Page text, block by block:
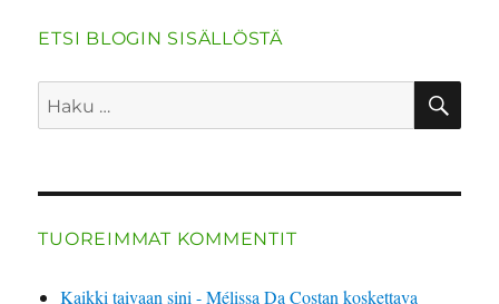
ETSI BLOGIN SISÄLLÖSTÄ
Etsi:
TUOREIMMAT KOMMENTIT
Kaikki taivaan sini - Mélissa Da Costan koskettava